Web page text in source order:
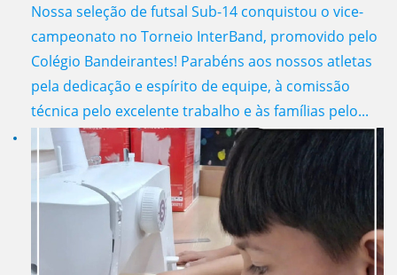
Nossa seleção de futsal Sub-14 conquistou o vice-
campeonato no Torneio InterBand, promovido pelo
Colégio Bandeirantes! Parabéns aos nossos atletas
pela dedicação e espírito de equipe, à comissão
técnica pelo excelente trabalho e às famílias pelo...